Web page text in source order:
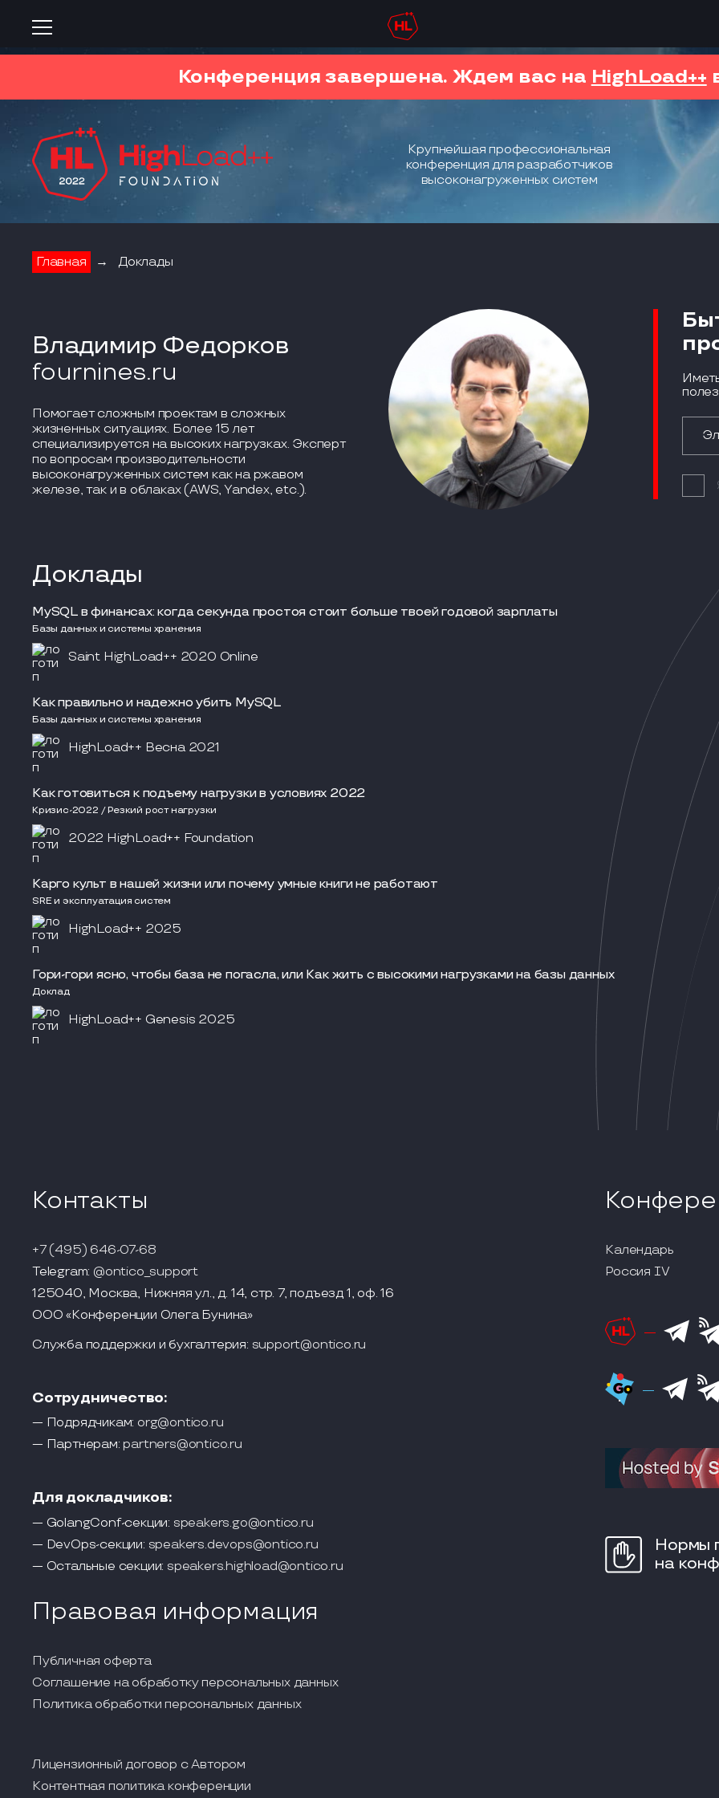
Конференция завершена. Ждем вас на HighLoad++
Крупнейшая профессиональная
конференция для разработчиков
высоконагруженных систем
Главная → Доклады
Владимир Федорков
fournines.ru
Помогает сложным проектам в сложных
жизненных ситуациях. Более 15 лет
специализируется на высоких нагрузках. Эксперт
по вопросам производительности
высоконагруженных систем как на ржавом
железе, так и в облаках (AWS, Yandex, etc.).
Доклады
MySQL в финансах: когда секунда простоя стоит больше твоей годовой зарплаты
Базы данных и системы хранения
Saint HighLoad++ 2020 Online
Как правильно и надежно убить MySQL
Базы данных и системы хранения
HighLoad++ Весна 2021
Как готовиться к подъему нагрузки в условиях 2022
Кризис-2022 / Резкий рост нагрузки
2022 HighLoad++ Foundation
Карго культ в нашей жизни или почему умные книги не работают
SRE и эксплуатация систем
HighLoad++ 2025
Гори-гори ясно, чтобы база не погасла, или Как жить с высокими нагрузками на базы данных
Доклад
HighLoad++ Genesis 2025
Контакты
+7 (495) 646-07-68
Telegram: @ontico_support
125040, Москва, Нижняя ул., д. 14, стр. 7, подъезд 1, оф. 16
ООО «Конференции Олега Бунина»
Служба поддержки и бухгалтерия: support@ontico.ru
Сотрудничество:
— Подрядчикам: org@ontico.ru
— Партнерам: partners@ontico.ru
Для докладчиков:
— GolangConf-секции: speakers.go@ontico.ru
— DevOps-секции: speakers.devops@ontico.ru
— Остальные секции: speakers.highload@ontico.ru
Календарь
Россия IV
Нормы
на
Правовая информация
Публичная оферта
Соглашение на обработку персональных данных
Политика обработки персональных данных
Лицензионный договор с Автором
Контентная политика конференции